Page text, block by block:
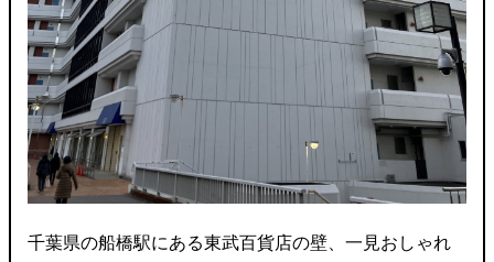
千葉県の船橋駅にある東武百貨店の壁、一見おしゃれ